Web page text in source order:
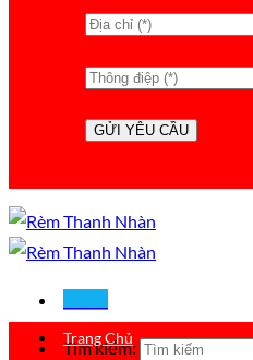
Tìm kiếm:
Trang Chủ